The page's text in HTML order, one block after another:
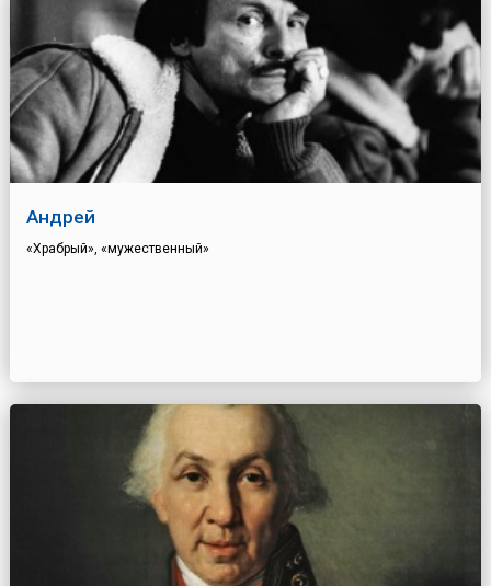
Андрей
«Храбрый», «мужественный»